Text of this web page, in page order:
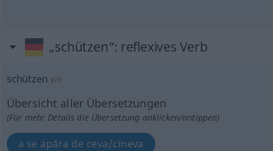
„schützen“: reflexives Verb
schützen v/r
Übersicht aller Übersetzungen
(Für mehr Details die Übersetzung anklicken/antippen)
a se apăra de ceva/cineva